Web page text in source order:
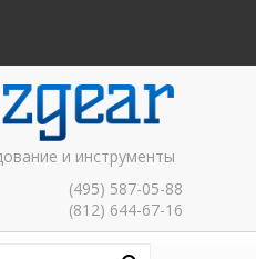
и инструменты
(495) 587-05-88
(812) 644-67-16